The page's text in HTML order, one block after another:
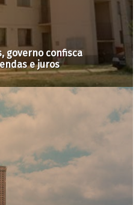
de Terreno em São